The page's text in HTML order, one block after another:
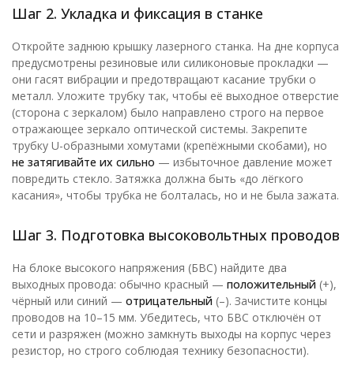
Шаг 2. Укладка и фиксация в станке
Откройте заднюю крышку лазерного станка. На дне корпуса
предусмотрены резиновые или силиконовые прокладки —
они гасят вибрации и предотвращают касание трубки о
металл. Уложите трубку так, чтобы её выходное отверстие
(сторона с зеркалом) было направлено строго на первое
отражающее зеркало оптической системы. Закрепите
трубку U-образными хомутами (крепёжными скобами), но
не затягивайте их сильно — избыточное давление может
повредить стекло. Затяжка должна быть «до лёгкого
касания», чтобы трубка не болталась, но и не была зажата.
Шаг 3. Подготовка высоковольтных проводов
На блоке высокого напряжения (БВС) найдите два
выходных провода: обычно красный — положительный (+),
чёрный или синий — отрицательный (–). Зачистите концы
проводов на 10–15 мм. Убедитесь, что БВС отключён от
сети и разряжен (можно замкнуть выходы на корпус через
резистор, но строго соблюдая технику безопасности).